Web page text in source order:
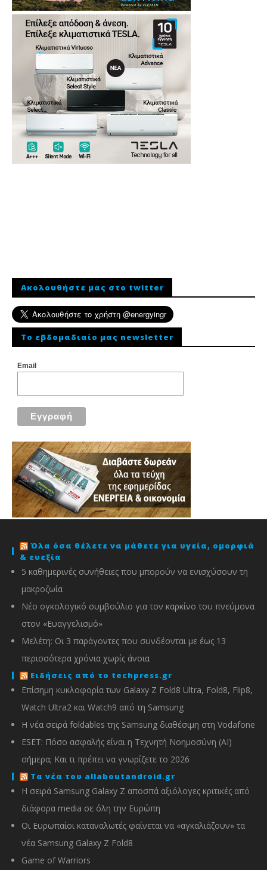
Ακολουθήστε μας στο twitter
To εβδομαδιαίο μας newsletter
Email
Όλα όσα θέλετε να μάθετε για υγεία, ομορφιά
& ευεξία
5 καθημερινές συνήθειες που μπορούν να ενισχύσουν τη
μακροζωία
Νέο ογκολογικό συμβούλιο για τον καρκίνο του πνεύμονα
στον «Ευαγγελισμό»
Μελέτη: Οι 3 παράγοντες που συνδέονται με έως 13
περισσότερα χρόνια χωρίς άνοια
Ειδήσεις από το techpress.gr
Επίσημη κυκλοφορία των Galaxy Z Fold8 Ultra, Fold8, Flip8,
Watch Ultra2 και Watch9 από τη Samsung
Η νέα σειρά foldables της Samsung διαθέσιμη στη Vodafone
ESET: Πόσο ασφαλής είναι η Τεχνητή Νοημοσύνη (AI)
σήμερα; Και τι πρέπει να γνωρίζετε το 2026
Τα νέα του allaboutandroid.gr
Η σειρά Samsung Galaxy Z αποσπά αξιόλογες κριτικές από
διάφορα media σε όλη την Ευρώπη
Οι Ευρωπαίοι καταναλωτές φαίνεται να «αγκαλιάζουν» τα
νέα Samsung Galaxy Z Fold8
Game of Warriors